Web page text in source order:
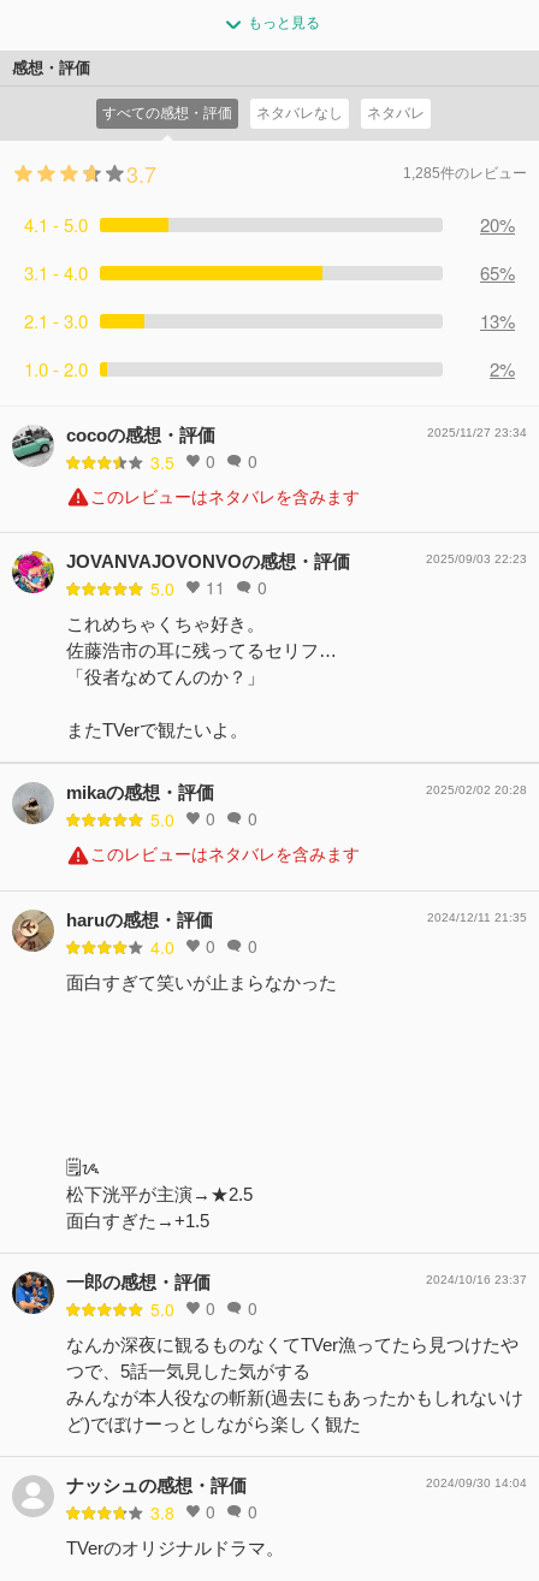
ってはいけない。間違っても有名になってはいけない。そ
コメント14件
市の芝居の迫力に圧倒され、あげく感動すら覚えてしまう
始末。 撮影現場で、あの手この手を試して佐藤との距離感
を縮めようとアタックするも、なんともタイミングが悪く
うまくいかない。 そんな中、佐藤浩市も出席するという会
食への誘いを受け……。
悪化する。 共演している馬場ふみかから「もう一つの顔を
知っている」と、意味深な言葉を伝えられたのだ。正体が
15年、ようやく成果が見え始めた中での大ピンチに、映画
の撮影にすら身が入らなくなってしまう松下だったが、バ
ラエティで共演した田中みな実からの、思いがけない一言
コメント9件拍手16回
もっと見る
感想・評価
すべての感想・評価 ネタバレなし ネタバレ
3.7 1,285件のレビュー
4.1 - 5.0
20%
3.1 - 4.0
65%
2.1 - 3.0
13%
1.0 - 2.0
2%
cocoの感想・評価
3.5 0 0
2025/11/27 23:34
このレビューはネタバレを含みます
JOVANVAJOVONVOの感想・評価
5.0 11 0
2025/09/03 22:23
これめちゃくちゃ好き。
佐藤浩市の耳に残ってるセリフ…
「役者なめてんのか？」
またTVerで観たいよ。
mikaの感想・評価
5.0 0 0
2025/02/02 20:28
このレビューはネタバレを含みます
haruの感想・評価
4.0 0 0
2024/12/11 21:35
面白すぎて笑いが止まらなかった
🗒ᝰ
松下洸平が主演→★2.5
面白すぎた→+1.5
一郎の感想・評価
5.0 0 0
2024/10/16 23:37
なんか深夜に観るものなくてTVer漁ってたら見つけたや
つで、5話一気見した気がする
みんなが本人役なの斬新(過去にもあったかもしれないけ
ど)でぼけーっとしながら楽しく観た
ナッシュの感想・評価
3.8 0 0
2024/09/30 14:04
TVerのオリジナルドラマ。